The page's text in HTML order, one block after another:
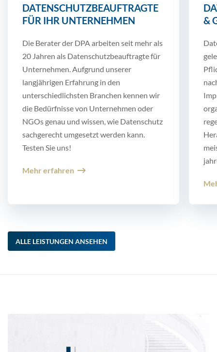
DATENSCHUTZBEAUFTRAGTE
FÜR IHR UNTERNEHMEN
Die Berater der DPA arbeiten seit mehr als
20 Jahren als Datenschutzbeauftragte für
Unternehmen. Aufgrund unserer
langjährigen Erfahrung in den
unterschiedlichsten Branchen kennen wir
die Bedürfnisse von Unternehmen oder
NGOs genau und wissen, wie Datenschutz
sachgerecht umgesetzt werden kann.
Testen Sie uns!
Mehr erfahren
&
ALLE LEISTUNGEN ANSEHEN